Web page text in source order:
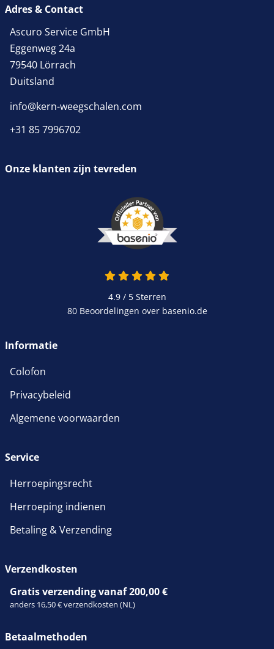
Adres & Contact
Ascuro Service GmbH
Eggenweg 24a
79540 Lörrach
Duitsland
info@kern-weegschalen.com
+31 85 7996702
Onze klanten zijn tevreden
4.9 van 5
4.9 / 5Sterren
80 Beoordelingen over basenio.de
Informatie
Colofon
Privacybeleid
Algemene voorwaarden
Service
Herroepingsrecht
Herroeping indienen
Betaling & Verzending
Verzendkosten
Gratis verzending vanaf 200,00 €
anders 16,50 € verzendkosten (NL)
Betaalmethoden